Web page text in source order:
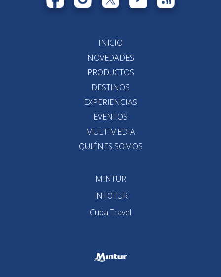
INICIO
NOVEDADES
PRODUCTOS
DESTINOS
EXPERIENCIAS
EVENTOS
MULTIMEDIA
QUIÉNES SOMOS
MINTUR
INFOTUR
Cuba Travel